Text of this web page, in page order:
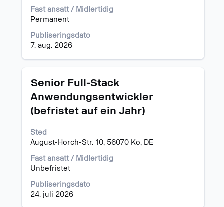
Fast ansatt / Midlertidig
Permanent
Publiseringsdato
7. aug. 2026
det
fullstendige
i
jobbinformasjonen.
Tittel
Senior Full-Stack
Anwendungsentwickler
(befristet auf ein Jahr)
Sted
August-Horch-Str. 10, 56070 Ko, DE
Fast ansatt / Midlertidig
Unbefristet
Publiseringsdato
24. juli 2026
Velg
mellomromstasten
for
vise
det
innholdet
i
jobbinformasjonen.